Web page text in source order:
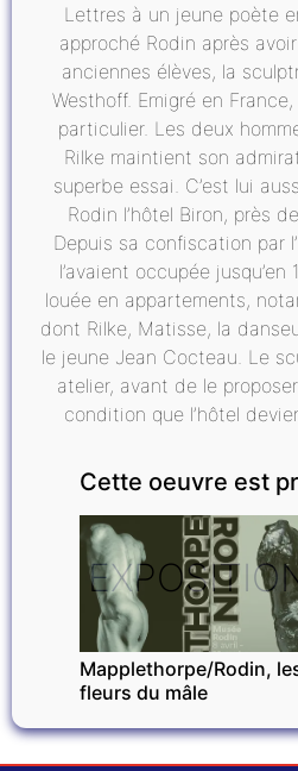
Lettres à un jeune poète
approché Rodin après
anciennes élèves, la
Westhoff. Emigré en
particulier. Les deux
Rilke maintient son
superbe essai. C’est lui
Rodin l’hôtel Biron, près
Depuis sa confiscation par
l’avaient occupée
louée en appartements,
dont Rilke, Matisse, la
le jeune Jean Cocteau. Le
atelier, avant de le
condition que l’hôtel
Cette oeuvre est
Mapplethorpe/Rodin,
fleurs du mâle